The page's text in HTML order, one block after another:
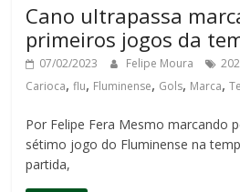
Cano ultrapassa
primeiros jogos da
07/02/2023 Felipe Moura
Carioca,flu, Fluminense, Gols, Marca,
Por Felipe Fera Mesmo marcando
sétimo jogo do Fluminense na
partida,